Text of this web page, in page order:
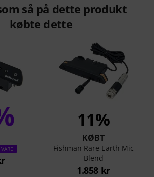
så på dette produkt
købte dette
11%
KØBT
Fishman Rare Earth Mic
Blend
1.858 kr